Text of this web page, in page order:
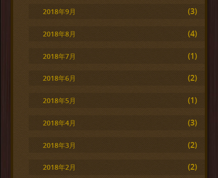
2018年9月 (3)
2018年8月 (4)
2018年7月 (1)
2018年6月 (2)
2018年5月 (1)
2018年4月 (3)
2018年3月 (2)
2018年2月 (2)